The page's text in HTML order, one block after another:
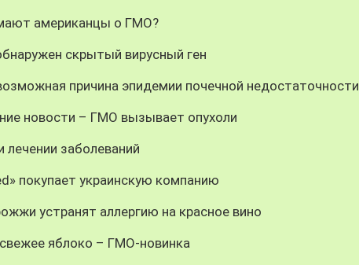
американцы о ГМО?
скрытый вирусный ген
причина эпидемии почечной недостаточности
новости – ГМО вызывает опухоли
лечении заболеваний
покупает украинскую компанию
устранят аллергию на красное вино
яблоко – ГМО-новинка